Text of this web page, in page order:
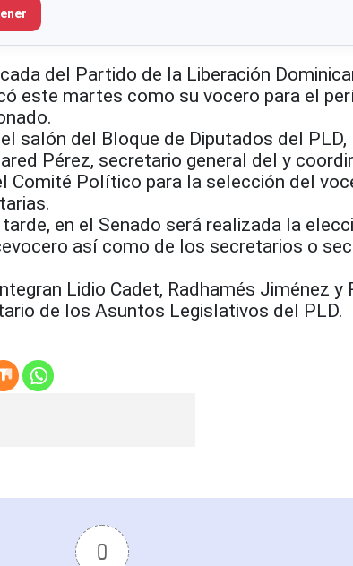
del Partido de la Liberación
este martes como su vocero para el
salón del Bloque de Diputados del PLD,
Pérez, secretario general del y
Comité Político para la selección del
en el Senado será realizada la
así como de los secretarios o
Lidio Cadet, Radhamés Jiménez y
de los Asuntos Legislativos del PLD.
0